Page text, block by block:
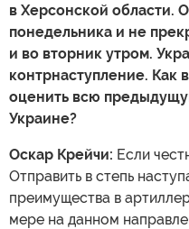
в Херсонской области.
понедельника и не
и во вторник утром.
контрнаступление. Как
оценить всю
Украине?
Оскар Крейчи: Если
Отправить в степь
преимущества в
мере на данном